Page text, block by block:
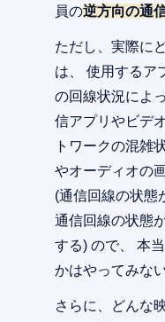
員の逆方向の通
ただし、実際に
は、 使用するア
の回線状況によ
信アプリやビデ
トワークの混雑
やオーディオの
(通信回線の状態
通信回線の状態
する) ので、 本
かはやってみな
さらに、どんな